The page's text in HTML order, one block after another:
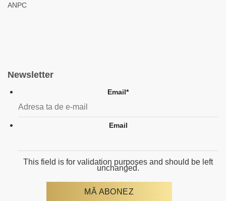
ANPC
Newsletter
Email*
Email
This field is for validation purposes and should be left
unchanged.